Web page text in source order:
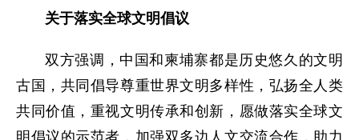
关于落实全球文明倡议
双方强调，中国和柬埔寨都是历史悠久的文明
古国，共同倡导尊重世界文明多样性，弘扬全人类
共同价值，重视文明传承和创新，愿做落实全球文
明倡议的示范者，加强双多边人文交流合作，助力